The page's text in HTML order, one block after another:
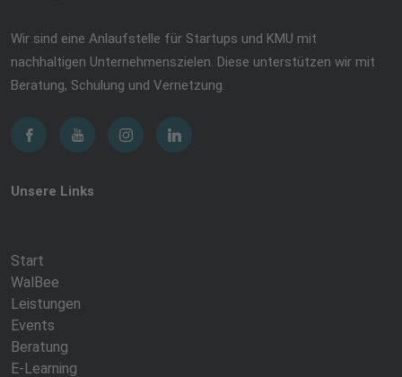
Wir sind eine Anlaufstelle für Startups und KMU mit
nachhaltigen Unternehmenszielen. Diese unterstützen wir mit
Beratung, Schulung und Vernetzung.
Unsere Links
Start
WalBee
Leistungen
Events
Beratung
E-Learning